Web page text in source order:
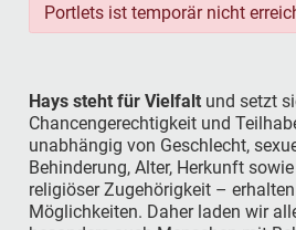
Portlets ist temporär nicht
Hays steht für Vielfalt und setzt
Chancengerechtigkeit und
unabhängig von Geschlecht,
Behinderung, Alter, Herkunft
religiöser Zugehörigkeit –
Möglichkeiten. Daher laden wir